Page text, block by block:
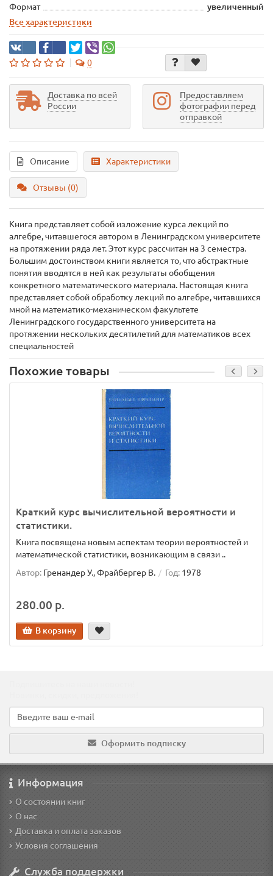
Формат
увеличенный
Все характеристики
0
Доставка по всей
России
Предоставляем
фотографии перед
отправкой
Описание Характеристики
Отзывы (0)
Книга представляет собой изложение курса лекций по
алгебре, читавшегося автором в Ленинградском университете
на протяжении ряда лет. Этот курс рассчитан на 3 семестра.
Большим достоинством книги является то, что абстрактные
понятия вводятся в ней как результаты обобщения
конкретного математического материала. Настоящая книга
представляет собой обработку лекций по алгебре, читавшихся
мной на математико-механическом факультете
Ленинградского государственного университета на
протяжении нескольких десятилетий для математиков всех
специальностей
Похожие товары
Краткий курс вычислительной вероятности и
статистики.
Книга посвящена новым аспектам теории вероятностей и
математической статистики, возникающим в связи ..
Автор: Гренандер У., Фрайбергер В. Год: 1978
280.00 р.
В корзину
Оформить подписку
Информация
О состоянии книг
О нас
Доставка и оплата заказов
Условия соглашения
Служба поддержки